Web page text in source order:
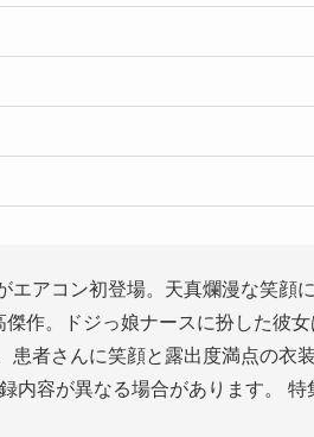
エアコン初登場。天真爛漫な笑顔
作。ドジっ娘ナースに扮した彼
患者さんに笑顔と露出度満点の衣
容が異なる場合があります。 特